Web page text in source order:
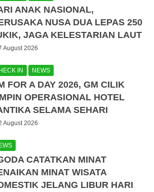
ANAK NASIONAL,
NUSA DUA LEPAS 250
JAGA KELESTARIAN LAUT
August 2026
IN NEWS
FOR A DAY 2026, GM CILIK
OPERASIONAL HOTEL
SELAMA SEHARI
August 2026
CATATKAN MINAT
MINAT WISATA
JELANG LIBUR HARI